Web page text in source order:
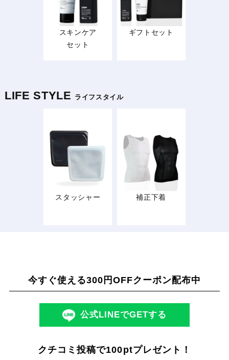
スキンケア
セット
ギフトセット
LIFE STYLE ライフスタイル
スタッシャー 補正下着
今すぐ使える300円OFFクーポン配布中
公式LINEでGETする
クチコミ投稿で100ptプレゼント！